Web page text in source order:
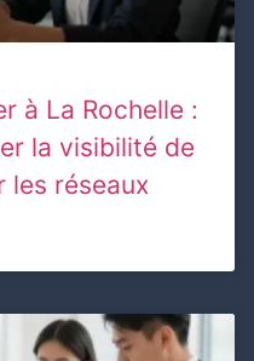
à La Rochelle :
la visibilité de
les réseaux